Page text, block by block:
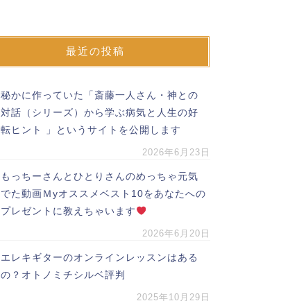
最近の投稿
秘かに作っていた「斎藤一人さん・神との
対話（シリーズ）から学ぶ病気と人生の好
転ヒント 」というサイトを公開します
2026年6月23日
もっちーさんとひとりさんのめっちゃ元気
でた動画Ｍyオススメベスト10をあなたへの
プレゼントに教えちゃいます
2026年6月20日
エレキギターのオンラインレッスンはある
の？オトノミチシルベ評判
2025年10月29日